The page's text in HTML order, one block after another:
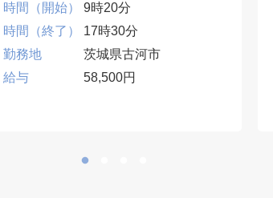
時間（開始）
9時20分
時間（終了）
17時30分
勤務地
茨城県古河市
給与
58,500円